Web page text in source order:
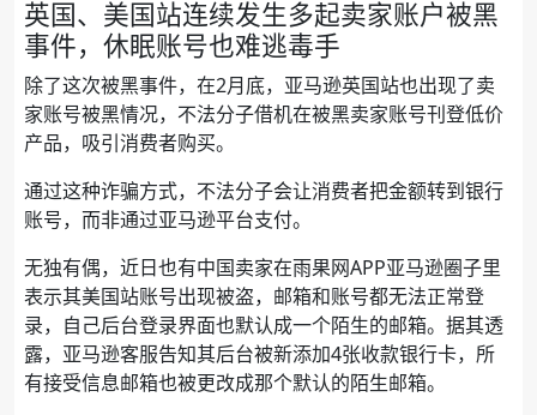
英国、美国站连续发生多起卖家账户被黑
事件，休眠账号也难逃毒手
除了这次被黑事件，在2月底，亚马逊英国站也出现了卖
家账号被黑情况，不法分子借机在被黑卖家账号刊登低价
产品，吸引消费者购买。
通过这种诈骗方式，不法分子会让消费者把金额转到银行
账号，而非通过亚马逊平台支付。
无独有偶，近日也有中国卖家在雨果网APP亚马逊圈子里
表示其美国站账号出现被盗，邮箱和账号都无法正常登
录，自己后台登录界面也默认成一个陌生的邮箱。据其透
露，亚马逊客服告知其后台被新添加4张收款银行卡，所
有接受信息邮箱也被更改成那个默认的陌生邮箱。